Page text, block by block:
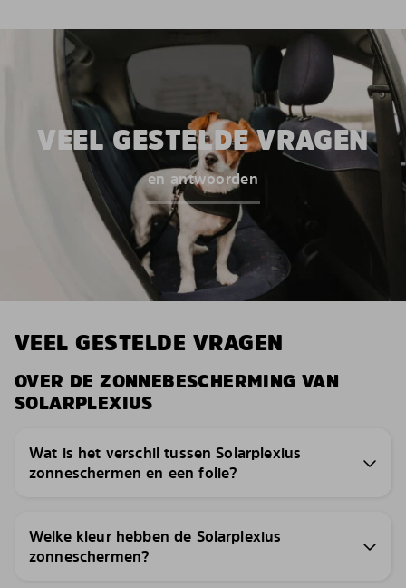
VEEL GESTELDE VRAGEN
en antwoorden
VEEL GESTELDE VRAGEN
OVER DE ZONNEBESCHERMING VAN
SOLARPLEXIUS
Wat is het verschil tussen Solarplexius
zonneschermen en een folie?
Welke kleur hebben de Solarplexius
zonneschermen?